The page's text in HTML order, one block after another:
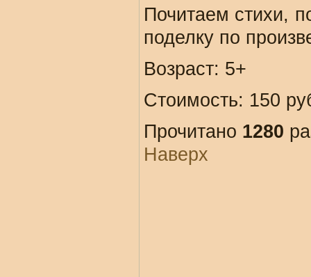
Почитаем стихи,
поделку по
Возраст: 5+
Стоимость: 150
Прочитано 1280
Наверх